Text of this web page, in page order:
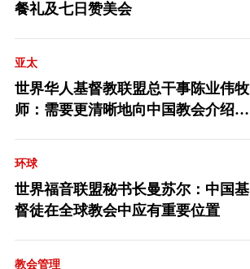
餐礼及七日赞美会
亚太
世界华人基督教联盟总干事陈业伟牧
师：需要更清晰地向中国教会介绍福
环球
世界福音联盟秘书长曼苏尔：中国基
督徒在全球教会中应有重要位置
教会管理